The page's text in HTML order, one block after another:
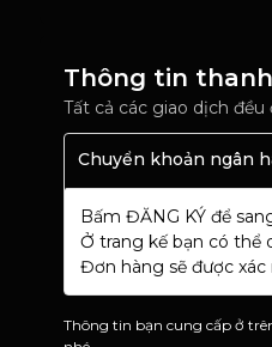
Thông tin
Tất cả các giao dịch
Chuyển khoản ngân
Bấm ĐĂNG KÝ để
Ở trang kế bạn có thể
Đơn hàng sẽ được
Thông tin bạn cung cấp ở